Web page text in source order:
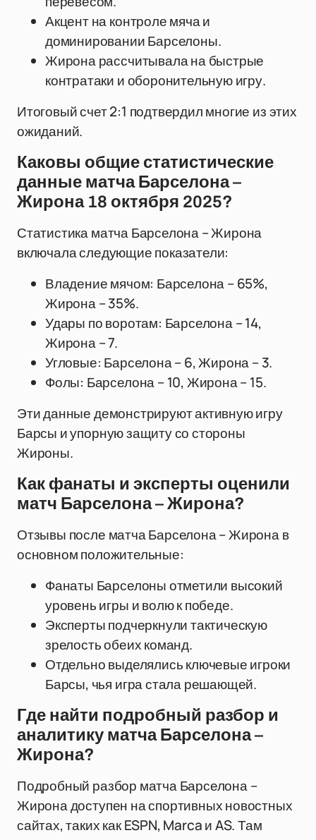
Акцент на контроле мяча и
доминировании Барселоны.
Жирона рассчитывала на быстрые
контратаки и оборонительную игру.
Итоговый счет 2:1 подтвердил многие из этих
ожиданий.
Каковы общие статистические
данные матча Барселона –
Жирона 18 октября 2025?
Статистика матча Барселона – Жирона
включала следующие показатели:
Владение мячом: Барселона – 65%,
Жирона – 35%.
Удары по воротам: Барселона – 14,
Жирона – 7.
Угловые: Барселона – 6, Жирона – 3.
Фолы: Барселона – 10, Жирона – 15.
Эти данные демонстрируют активную игру
Барсы и упорную защиту со стороны
Жироны.
Как фанаты и эксперты оценили
матч Барселона – Жирона?
Отзывы после матча Барселона – Жирона в
основном положительные:
Фанаты Барселоны отметили высокий
уровень игры и волю к победе.
Эксперты подчеркнули тактическую
зрелость обеих команд.
Отдельно выделялись ключевые игроки
Барсы, чья игра стала решающей.
Где найти подробный разбор и
аналитику матча Барселона –
Жирона?
Подробный разбор матча Барселона –
Жирона доступен на спортивных новостных
сайтах, таких как ESPN, Marca и AS. Там